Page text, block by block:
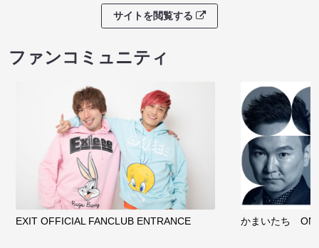
サイトを閲覧する
ファンコミュニティ
EXIT OFFICIAL FANCLUB ENTRANCE かまいたち